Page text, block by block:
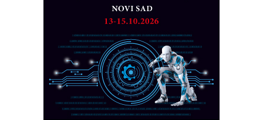
Razvoj asortimanskog pravca MINI-
PLC AKYTEC
AUKOM: Svetski standard metrologije
dostupan u Srbiji
MOTOMAN – NEXT-Robotika vođena
veštačkom inteligencijom
I.SAFE MOBILE revolucioniše
industrijsku automatizaciju
pionirskimmobile operator PANEL-OM